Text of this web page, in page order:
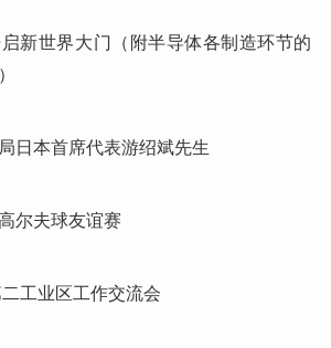
新世界大门（附半导体各制造环节的
日本首席代表游绍斌先生
尔夫球友谊赛
工业区工作交流会